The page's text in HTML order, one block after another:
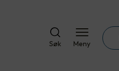
Søk Meny